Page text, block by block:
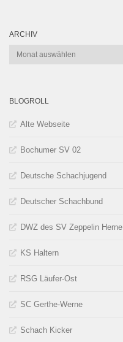
ARCHIV
Archiv
BLOGROLL
Alte Webseite
Bochumer SV 02
Deutsche Schachjugend
Deutscher Schachbund
DWZ des SV Zeppelin Herne
KS Haltern
RSG Läufer-Ost
SC Gerthe-Werne
Schach Kicker